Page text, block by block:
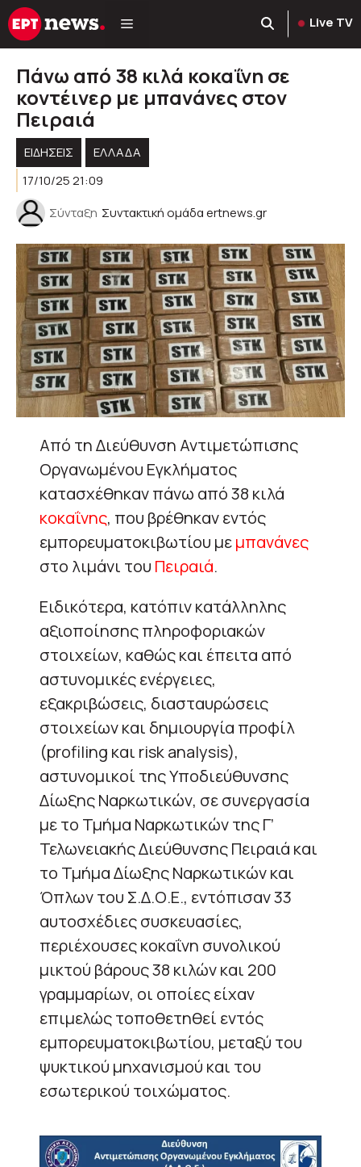
Μετάβαση
σε
Live TV
Πάνω από 38 κιλά κοκαΐνη σε
κοντέινερ με μπανάνες στον
Πειραιά
ΕΙΔΗΣΕΙΣ
ΕΛΛΑΔΑ
17/10/25 21:09
Σύνταξη Συντακτική ομάδα ertnews.gr
Από τη Διεύθυνση Αντιμετώπισης
Οργανωμένου Εγκλήματος
κατασχέθηκαν πάνω από 38 κιλά
κοκαΐνης, που βρέθηκαν εντός
εμπορευματοκιβωτίου μεμπανάνες
στο λιμάνι του Πειραιά.
Ειδικότερα, κατόπιν κατάλληλης
αξιοποίησης πληροφοριακών
στοιχείων, καθώς και έπειτα από
αστυνομικές ενέργειες,
εξακριβώσεις, διασταυρώσεις
στοιχείων και δημιουργία προφίλ
(profiling και risk analysis),
αστυνομικοί της Υποδιεύθυνσης
Δίωξης Ναρκωτικών, σε συνεργασία
με το Τμήμα Ναρκωτικών της Γ’
Τελωνειακής Διεύθυνσης Πειραιά και
το Τμήμα Δίωξης Ναρκωτικών και
Όπλων του Σ.Δ.Ο.Ε., εντόπισαν 33
αυτοσχέδιες συσκευασίες,
περιέχουσες κοκαΐνη συνολικού
μικτού βάρους 38 κιλών και 200
γραμμαρίων, οι οποίες είχαν
επιμελώς τοποθετηθεί εντός
εμπορευματοκιβωτίου, μεταξύ του
ψυκτικού μηχανισμού και του
εσωτερικού τοιχώματος.